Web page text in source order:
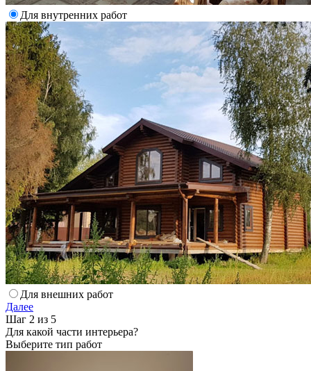
Для внутренних работ
Для внешних работ
Далее
Шаг 2 из 5
Для какой части интерьера?
Выберите тип работ